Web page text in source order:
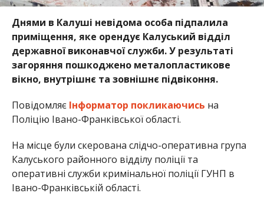
Днями в Калуші невідома особа підпалила
приміщення, яке орендує Калуський відділ
державної виконавчої служби. У результаті
загоряння пошкоджено металопластикове
вікно, внутрішнє та зовнішнє підвіконня.
Повідомляє Інформатор покликаючись на
Поліцію Івано-Франківської області.
На місце були скерована слідчо-оперативна група
Калуського районного відділу поліції та
оперативні служби кримінальної поліції ГУНП в
Івано-Франківській області.